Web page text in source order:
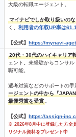
大級の転職エージェント。
マイナビでしか取り扱いの
く、利用者の年収UP率は
【公式】https://mynavi-
20代・30代のハイキャリア
ェント。未経験からコンサ
職可能。
選考対策などのサポートの手
ージェントの中から『
最優秀賞を受賞
【公式】https://assign-
※ 2026年8月中に登録した方全
リジナル資料をプレゼント中